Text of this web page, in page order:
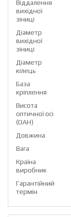
Віддалення
вихідної
зіниці
Діаметр
вихідної
зіниці
Діаметр
кілець
База
кріплення
Висота
оптичної осі
(OAH)
Довжина
Вага
Країна
виробник
Гарантійний
термін